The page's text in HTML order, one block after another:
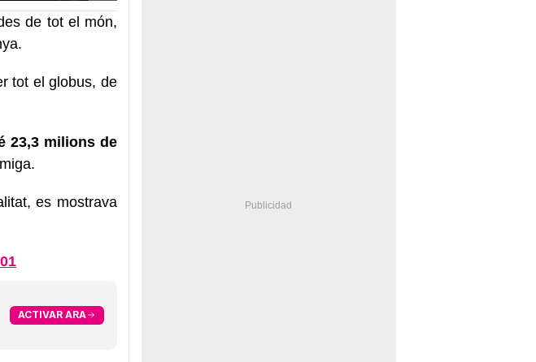
de tot el món,
tot el globus, de
23,3 milions de
es mostrava
ACTIVAR ARA